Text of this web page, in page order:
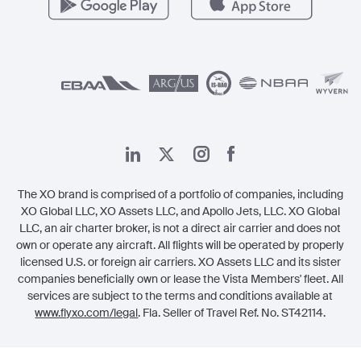
The XO brand is comprised of a portfolio of companies, including
XO Global LLC, XO Assets LLC, and Apollo Jets, LLC. XO Global
LLC, an air charter broker, is not a direct air carrier and does not
own or operate any aircraft. All flights will be operated by properly
licensed U.S. or foreign air carriers. XO Assets LLC and its sister
companies beneficially own or lease the Vista Members' fleet. All
services are subject to the terms and conditions available at
www.flyxo.com/legal. Fla. Seller of Travel Ref. No. ST42114.